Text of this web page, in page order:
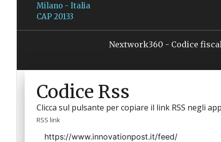
Milano - Italia
CAP 20133
Nextwork360 - Codice
Codice Rss
Clicca sul pulsante per copiare il link RSS negli
RSS link